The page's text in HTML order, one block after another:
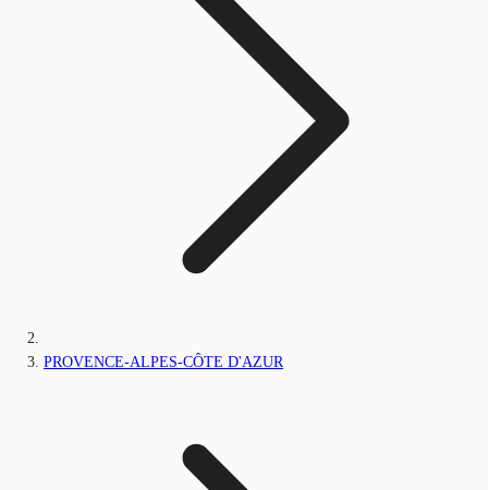
PROVENCE-ALPES-CÔTE D'AZUR